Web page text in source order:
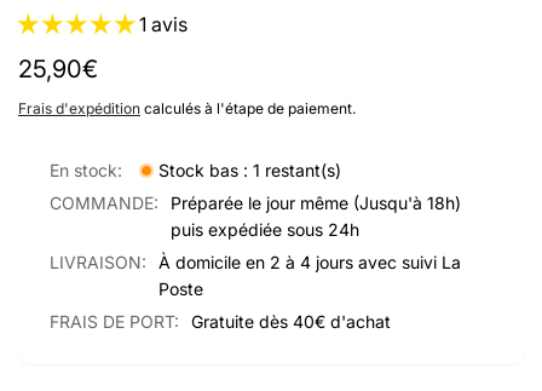
1 avis
Prix
habituel
25,90€
Frais d'expédition calculés à l'étape de paiement.
En stock:
Stock bas : 1 restant(s)
COMMANDE:
Préparée le jour même (Jusqu'à 18h)
puis expédiée sous 24h
LIVRAISON:
À domicile en 2 à 4 jours avec suivi La
Poste
FRAIS DE PORT:
Gratuite dès 40€ d'achat